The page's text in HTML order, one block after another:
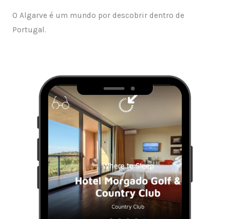
O Algarve é um mundo por descobrir dentro de
Portugal.